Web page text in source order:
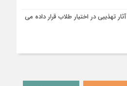
فایل PDF آثار تهذیبی در اختیار طلاب قرار داده می